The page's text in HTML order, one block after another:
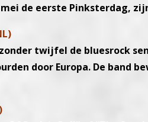
mei de eerste Pinksterdag,
twijfel de bluesrock
door Europa. De band